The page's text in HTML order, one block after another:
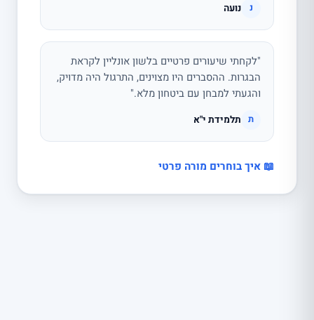
נ נועה
"לקחתי שיעורים פרטיים בלשון אונליין לקראת
הבגרות. ההסברים היו מצוינים, התרגול היה מדויק,
והגעתי למבחן עם ביטחון מלא."
ת תלמידת י"א
📖 איך בוחרים מורה פרטי